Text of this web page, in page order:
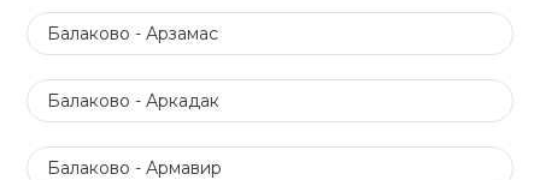
Балаково - Арзамас
Балаково - Аркадак
Балаково - Армавир